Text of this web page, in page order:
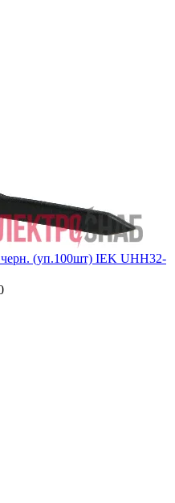
(уп.100шт) IEK UHH32-